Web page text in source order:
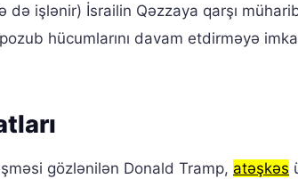
işlənir) İsrailin Qəzzaya qarşı
hücumlarını davam etdirməyə
gözlənilən Donald Tramp, atəşkəs